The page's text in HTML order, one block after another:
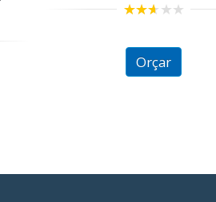
2.40
out of
Orçar